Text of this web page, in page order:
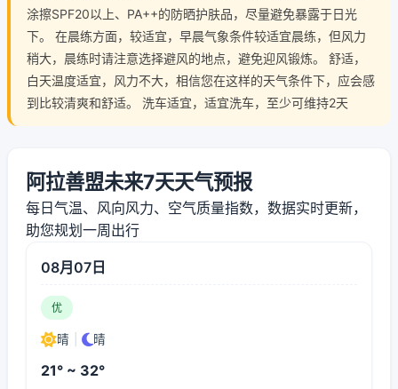
涂擦SPF20以上、PA++的防晒护肤品，尽量避免暴露于日光
下。 在晨练方面，较适宜，早晨气象条件较适宜晨练，但风力
稍大，晨练时请注意选择避风的地点，避免迎风锻炼。 舒适，
白天温度适宜，风力不大，相信您在这样的天气条件下，应会感
到比较清爽和舒适。 洗车适宜，适宜洗车，至少可维持2天
阿拉善盟未来7天天气预报
每日气温、风向风力、空气质量指数，数据实时更新，
助您规划一周出行
08月07日
优
晴 晴
21° ~ 32°